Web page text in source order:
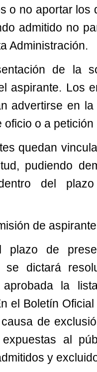
o no aportar los
admitido no
Administración.
de la
aspirante. Los
advertirse en
oficio o a
quedan
pudiendo
del
de
plazo de
se dictará
aprobada la
el Boletín
de
expuestas al
y